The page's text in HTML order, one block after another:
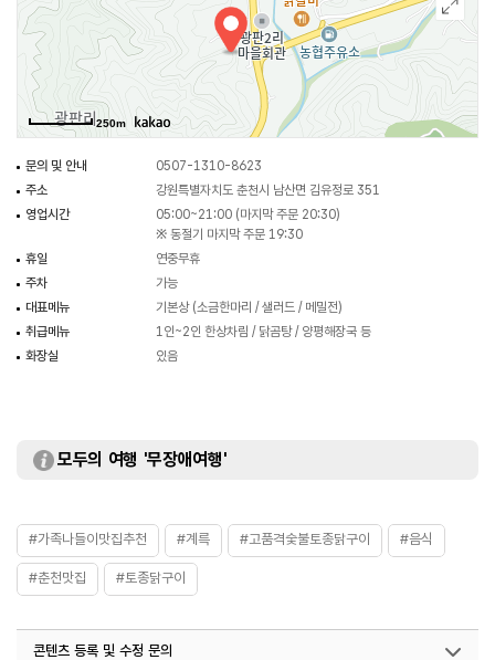
250m
문의 및 안내
0507-1310-8623
주소
강원특별자치도 춘천시 남산면 김유정로 351
영업시간
05:00~21:00 (마지막 주문 20:30)
※ 동절기 마지막 주문 19:30
휴일
연중무휴
주차
가능
대표메뉴
기본상 (소금한마리 / 샐러드 / 메밀전)
취급메뉴
1인~2인 한상차림 / 닭곰탕 / 양평해장국 등
화장실
있음
모두의 여행 '무장애여행'
#가족나들이맛집추천 #계륵 #고품격숯불토종닭구이 #음식
#춘천맛집 #토종닭구이
콘텐츠 등록 및 수정 문의